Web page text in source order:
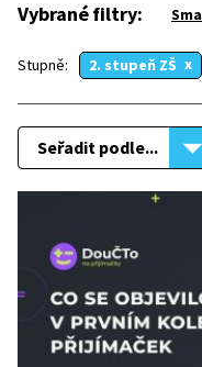
Vybrané filtry:
Stupně: 2. stupeň ZŠ
Seřadit podle...